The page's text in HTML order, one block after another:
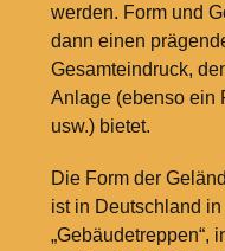
werden. Form und
dann einen
Gesamteindruck,
Anlage (ebenso ein
usw.) bietet.
Die Form der
ist in Deutschland in
„Gebäudetreppen“,